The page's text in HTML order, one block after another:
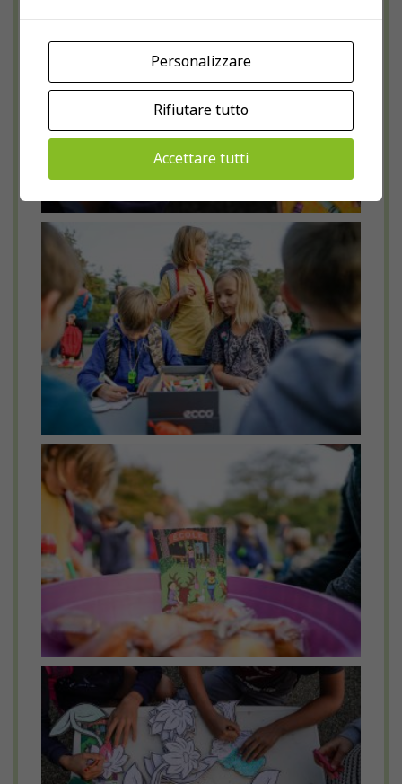
Personalizzare
Rifiutare tutto
Accettare tutti